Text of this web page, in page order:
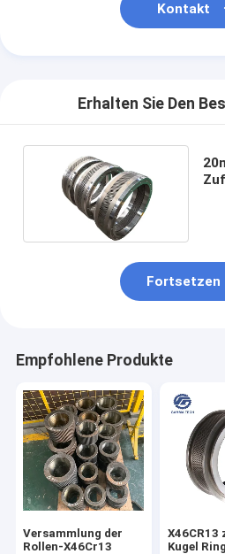
Kontakt
Erhalten Sie Den
Fortsetzen
Empfohlene Produkte
Versammlung der
Rollen-X46Cr13
X46CR13
Kugel